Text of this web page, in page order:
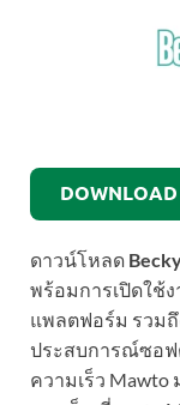
ดาวน์โหลด
พร้อมการเปิดใช้
แพลตฟอร์ม รวมถึ
ประสบการณ์ซอ
ความเร็ว